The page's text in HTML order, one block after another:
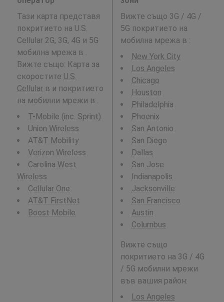
Тази карта представя
покритието на U.S.
Cellular 2G, 3G, 4G и 5G
мобилна мрежа в .
Вижте също: Карта за
скоростите U.S.
Cellularв и покритието
на мобилни мрежи в .
T-Mobile (inc. Sprint)
Union Wireless
AT&T Mobility
Verizon Wireless
Carolina West
Wireless
Cellular One
AT&T FirstNet
Boost Mobile
Вижте също 3G / 4G /
5G покритието на
мобилна мрежа в :
New York City
Los Angeles
Chicago
Houston
Philadelphia
Phoenix
San Antonio
San Diego
Dallas
San Jose
Indianapolis
Jacksonville
San Francisco
Austin
Columbus
Вижте също
покритието на 3G / 4G
/ 5G мобилни мрежи
във вашия район:
Los Angeles